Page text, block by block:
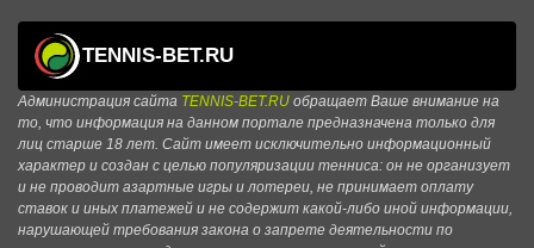
TENNIS-BET.RU
Администрация сайта TENNIS-BET.RU обращает Ваше внимание на
то, что информация на данном портале предназначена только для
лиц старше 18 лет. Сайт имеет исключительно информационный
характер и создан с целью популяризации тенниса: он не организует
и не проводит азартные игры и лотереи, не принимает оплату
ставок и иных платежей и не содержит какой-либо иной информации,
нарушающей требования закона о запрете деятельности по